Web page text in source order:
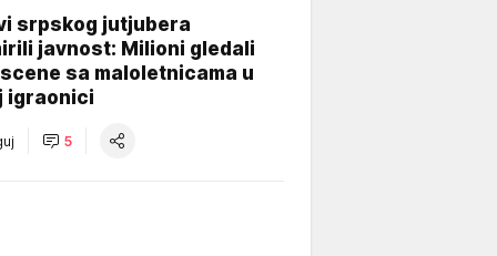
srpskog jutjubera
javnost: Milioni gledali
sa maloletnicama u
igraonici
5